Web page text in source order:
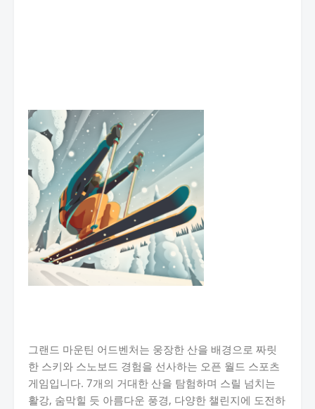
그랜드 마운틴 어드벤처는 웅장한 산을 배경으로 짜릿
한 스키와 스노보드 경험을 선사하는 오픈 월드 스포츠
게임입니다. 7개의 거대한 산을 탐험하며 스릴 넘치는
활강, 숨막힐 듯 아름다운 풍경, 다양한 챌린지에 도전하